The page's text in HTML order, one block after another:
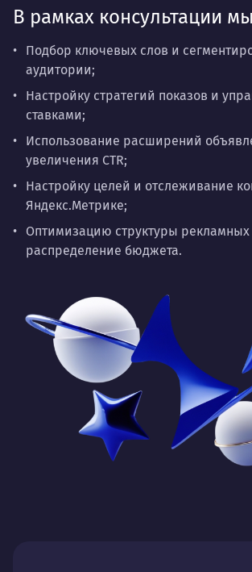
В рамках консультации
Подбор ключевых слов и
аудитории;
Настройку стратегий показов и
ставками;
Использование расширений
увеличения CTR;
Настройку целей и отслеживание
Яндекс.Метрике;
Оптимизацию структуры
распределение бюджета.